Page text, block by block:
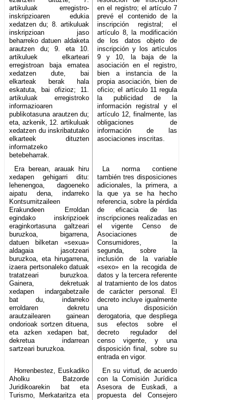
artikuluak erregistro-
inskripzioaren edukia
xedatzen du; 8. artikuluak
inskripzioan jaso
beharreko datuen aldaketa
arautzen du; 9. eta 10.
artikuluek elkarteari
erregistroan baja ematea
xedatzen dute, bai
elkarteak berak hala
eskatuta, bai ofizioz; 11.
artikuluak erregistroko
informazioaren
publikotasuna arautzen du;
eta, azkenik, 12. artikuluak
xedatzen du inskribatutako
elkarteek dituzten
informatzeko
betebeharrak.
en el registro; el artículo 7
prevé el contenido de la
inscripción registral; el
artículo 8, la modificación
de los datos objeto de
inscripción y los artículos
9 y 10, la baja de la
asociación en el registro,
bien a instancia de la
propia asociación, bien de
oficio; el artículo 11 regula
la publicidad de la
información registral y el
artículo 12, finalmente, las
obligaciones de
información de las
asociaciones inscritas.
Era berean, arauak hiru
xedapen gehigarri ditu:
lehenengoa, dagoeneko
aipatu dena, indarreko
Kontsumitzaileen
Erakundeen Erroldan
egindako inskripzioek
eraginkortasuna galtzeari
buruzkoa, bigarrena,
datuen bilketan «sexua»
aldagaia jasotzeari
buruzkoa, eta hirugarrena,
izaera pertsonaleko datuak
tratatzeari buruzkoa.
Gainera, dekretuak
xedapen indargabetzaile
bat du, indarreko
erroldaren dekretu
arautzailearen gainean
ondorioak sortzen dituena,
eta azken xedapen bat,
dekretua indarrean
sartzeari buruzkoa.
La norma contiene
también tres disposiciones
adicionales, la primera, a
la que ya se ha hecho
referencia, sobre la pérdida
de eficacia de las
inscripciones realizadas en
el vigente Censo de
Asociaciones de
Consumidores, la
segunda, sobre la
inclusión de la variable
«sexo» en la recogida de
datos y la tercera referente
al tratamiento de los datos
de carácter personal. El
decreto incluye igualmente
una disposición
derogatoria, que despliega
sus efectos sobre el
decreto regulador del
censo vigente, y una
disposición final, sobre su
entrada en vigor.
Horrenbestez, Euskadiko
Aholku Batzorde
Juridikoarekin bat eta
Turismo, Merkataritza eta
En su virtud, de acuerdo
con la Comisión Jurídica
Asesora de Euskadi, a
propuesta del Consejero